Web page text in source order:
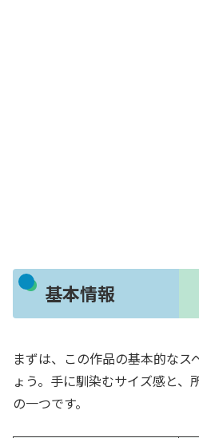
基本情報
まずは、この作品の基本的なス
ょう。手に馴染むサイズ感と、
の一つです。